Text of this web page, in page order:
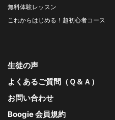
無料体験レッスン
これからはじめる！超初心者コース
生徒の声
よくあるご質問（Ｑ＆Ａ）
お問い合わせ
Boogie 会員規約